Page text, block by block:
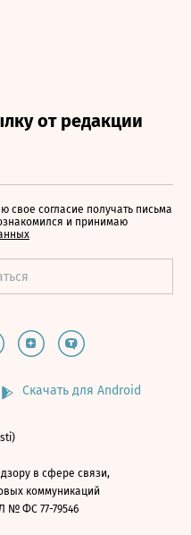
свое согласие получать письма
и принимаю
Скачать для Android
в сфере связи,
коммуникаций
№ ФС 77-79546